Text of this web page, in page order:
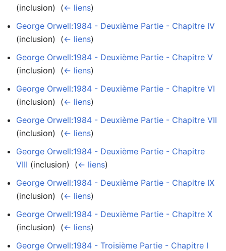
(inclusion) ‎ (← liens)
George Orwell:1984 - Deuxième Partie - Chapitre IV
(inclusion) ‎ (← liens)
George Orwell:1984 - Deuxième Partie - Chapitre V
(inclusion) ‎ (← liens)
George Orwell:1984 - Deuxième Partie - Chapitre VI
(inclusion) ‎ (← liens)
George Orwell:1984 - Deuxième Partie - Chapitre VII
(inclusion) ‎ (← liens)
George Orwell:1984 - Deuxième Partie - Chapitre
VIII (inclusion) ‎ (← liens)
George Orwell:1984 - Deuxième Partie - Chapitre IX
(inclusion) ‎ (← liens)
George Orwell:1984 - Deuxième Partie - Chapitre X
(inclusion) ‎ (← liens)
George Orwell:1984 - Troisième Partie - Chapitre I